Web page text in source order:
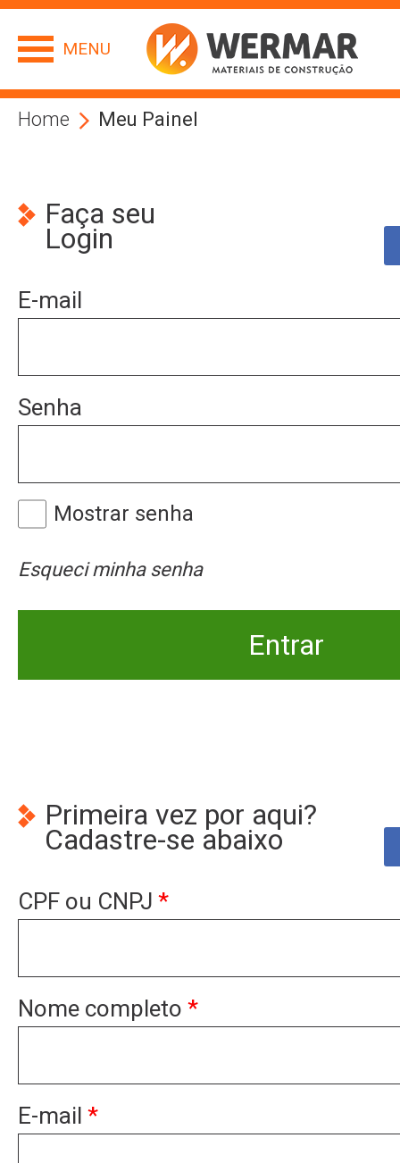
MENU
Home Meu Painel
Faça seu
Login
E-mail
Senha
Mostrar senha
Esqueci minha senha
Entrar
Primeira vez por aqui?
Cadastre-se abaixo
CPF ou CNPJ *
Nome completo *
E-mail *